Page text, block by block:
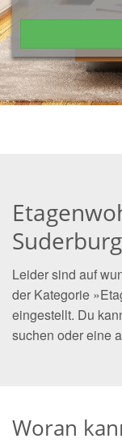
Suderburg
Leider sind auf
der Kategorie
eingestellt. Du
suchen oder eine
Woran